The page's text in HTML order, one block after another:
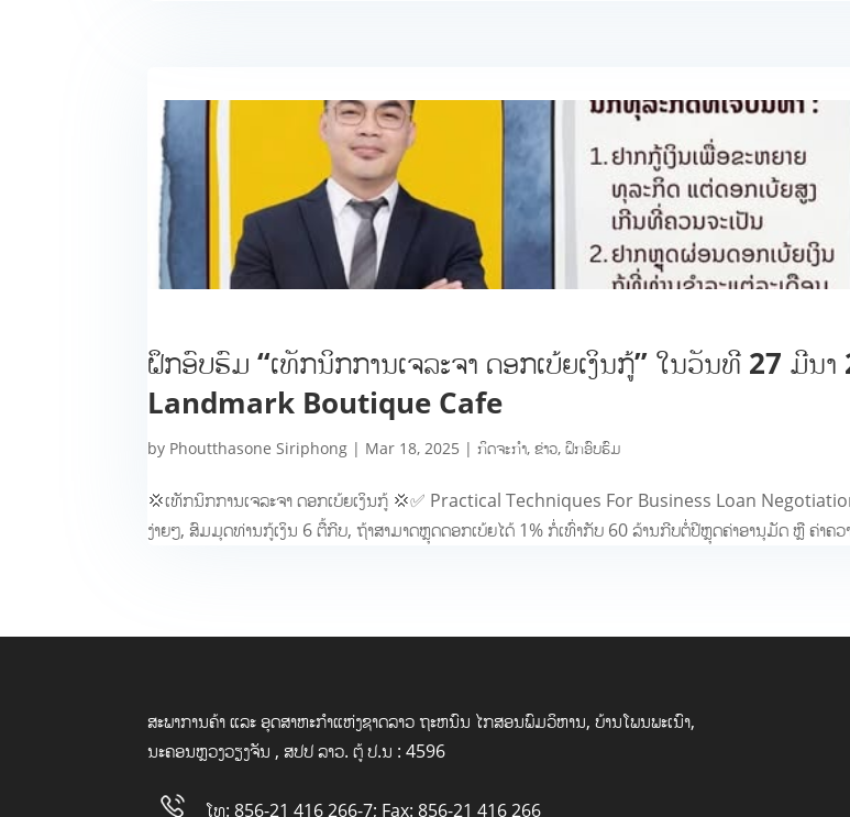
ຝຶກອົບຮົມ “ເທັກນິກການເຈລະຈາ ດອກເບ້ຍເງິນກູ້” ໃນວັນທີ 27 ມີນ
Landmark Boutique Cafe
by Phoutthasone Siriphong | Mar 18, 2025 |ກິດຈະກຳ,ຂ່າວ,ຝຶກອົບຮົມ
💢ເທັກນິກການເຈລະຈາ ດອກເບ້ຍເງິນກູ້ 💢✅ Practical Techniques For Business Loan
ງ່າຍໆ, ສົມມຸດທ່ານກູ້ເງິນ 6 ຕື້ກີບ, ຖ້າສາມາດຫຼຸດດອກເບ້ຍໄດ້ 1​% ກໍ່ເທົ່າກັບ 60 ລ້ານກີບຕໍ່ປີຫຼຸດຄ່າອານຸມັດ ຫຼື ຄ່າຄວ
ສະພາການຄ້າ ແລະ ອຸດສາຫະກໍາແຫ່ງຊາດລາວ ຖະຫນົນ ໄກສອນພົມວິຫານ, ບ້ານໂພນພະເນົາ,
ນະຄອນຫຼວງວຽງຈັນ , ສປປ ລາວ. ຕູ້ ປ.ນ : 4596
ໂທ: 856-21 416 266-7; Fax: 856-21 416 266